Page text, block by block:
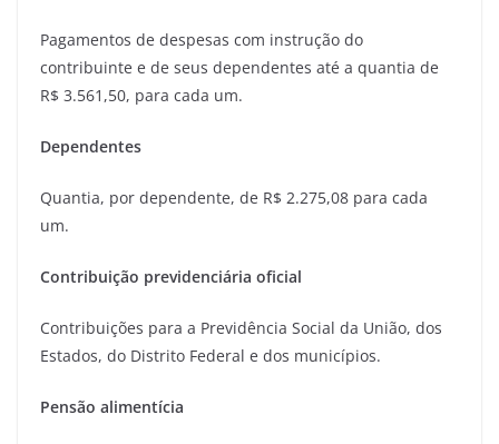
Pagamentos de despesas com instrução do
contribuinte e de seus dependentes até a quantia de
R$ 3.561,50, para cada um.
Dependentes
Quantia, por dependente, de R$ 2.275,08 para cada
um.
Contribuição previdenciária oficial
Contribuições para a Previdência Social da União, dos
Estados, do Distrito Federal e dos municípios.
Pensão alimentícia